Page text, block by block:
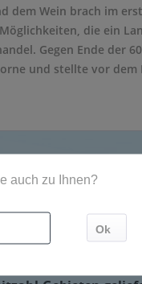
dem Wein brach im
die ein
Gegen Ende der
und stellte vor dem